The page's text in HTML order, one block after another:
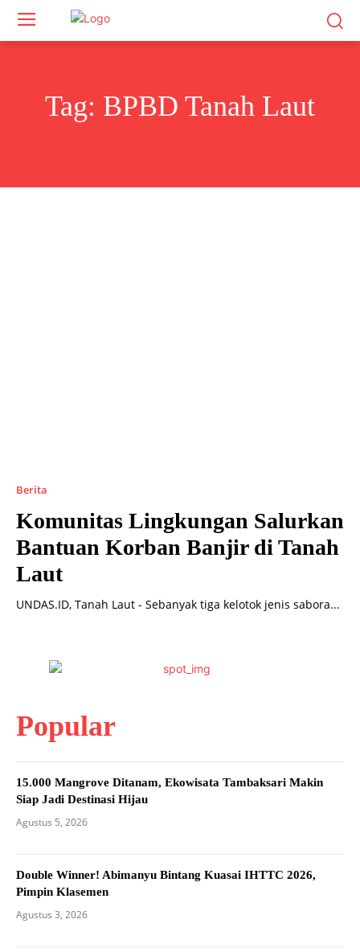
Tag: BPBD Tanah Laut
Berita
Komunitas Lingkungan Salurkan
Bantuan Korban Banjir di Tanah
Laut
UNDAS.ID, Tanah Laut - Sebanyak tiga kelotok jenis sabora...
Popular
15.000 Mangrove Ditanam, Ekowisata Tambaksari Makin
Siap Jadi Destinasi Hijau
Agustus 5, 2026
Double Winner! Abimanyu Bintang Kuasai IHTTC 2026,
Pimpin Klasemen
Agustus 3, 2026